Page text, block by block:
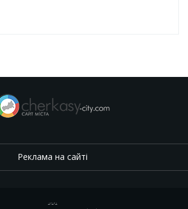
Реклама на сайті
.,.,.